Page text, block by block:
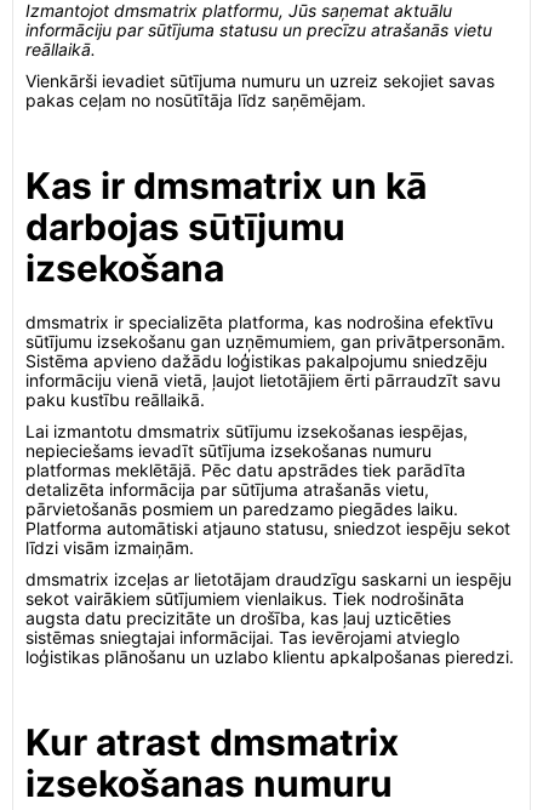
Izmantojot dmsmatrix platformu, Jūs saņemat aktuālu
informāciju par sūtījuma statusu un precīzu atrašanās vietu
reāllaikā.
Vienkārši ievadiet sūtījuma numuru un uzreiz sekojiet savas
pakas ceļam no nosūtītāja līdz saņēmējam.
Kas ir dmsmatrix un kā
darbojas sūtījumu
izsekošana
dmsmatrix ir specializēta platforma, kas nodrošina efektīvu
sūtījumu izsekošanu gan uzņēmumiem, gan privātpersonām.
Sistēma apvieno dažādu loģistikas pakalpojumu sniedzēju
informāciju vienā vietā, ļaujot lietotājiem ērti pārraudzīt savu
paku kustību reāllaikā.
Lai izmantotu dmsmatrix sūtījumu izsekošanas iespējas,
nepieciešams ievadīt sūtījuma izsekošanas numuru
platformas meklētājā. Pēc datu apstrādes tiek parādīta
detalizēta informācija par sūtījuma atrašanās vietu,
pārvietošanās posmiem un paredzamo piegādes laiku.
Platforma automātiski atjauno statusu, sniedzot iespēju sekot
līdzi visām izmaiņām.
dmsmatrix izceļas ar lietotājam draudzīgu saskarni un iespēju
sekot vairākiem sūtījumiem vienlaikus. Tiek nodrošināta
augsta datu precizitāte un drošība, kas ļauj uzticēties
sistēmas sniegtajai informācijai. Tas ievērojami atvieglo
loģistikas plānošanu un uzlabo klientu apkalpošanas pieredzi.
Kur atrast dmsmatrix
izsekošanas numuru